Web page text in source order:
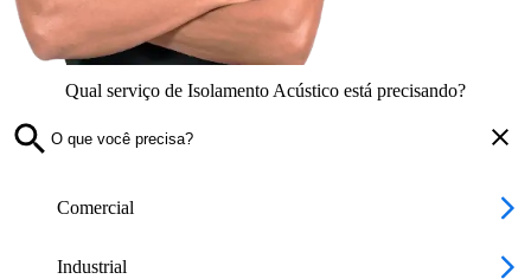
Qual serviço de Isolamento Acústico está precisando?
Comercial
Industrial